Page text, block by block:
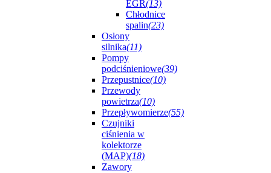
EGR(13)
Chłodnice
spalin(23)
Osłony
silnika(11)
Pompy
podciśnieniowe(39)
Przepustnice(10)
Przewody
powietrza(10)
Przepływomierze(55)
Czujniki
ciśnienia w
kolektorze
(MAP)(18)
Zawory